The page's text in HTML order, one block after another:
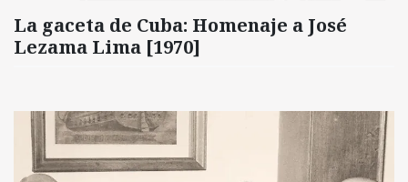
La gaceta de Cuba: Homenaje a José
Lezama Lima [1970]